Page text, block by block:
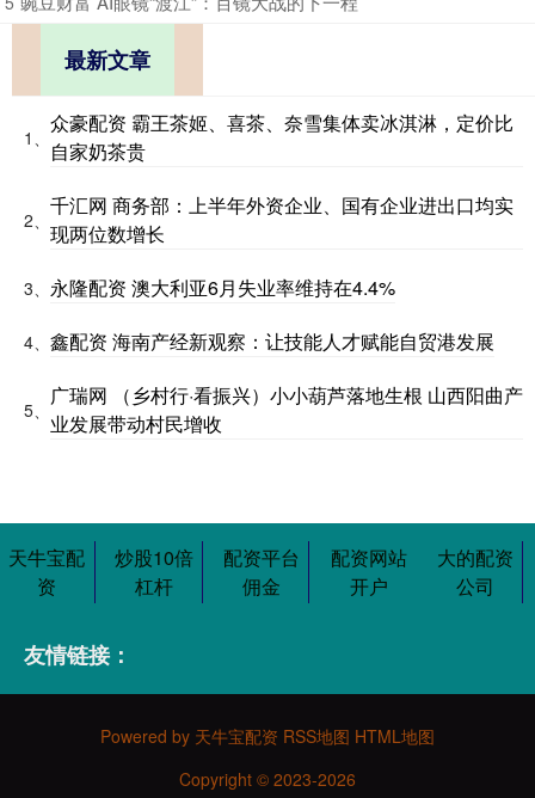
最新文章
1、
众豪配资 霸王茶姬、喜茶、奈雪集体卖冰淇淋，定价比
自家奶茶贵
2、
千汇网 商务部：上半年外资企业、国有企业进出口均实
现两位数增长
3、 永隆配资 澳大利亚6月失业率维持在4.4%
4、 鑫配资 海南产经新观察：让技能人才赋能自贸港发展
5、
广瑞网 （乡村行·看振兴）小小葫芦落地生根 山西阳曲产
业发展带动村民增收
天牛宝配
资
炒股10倍
杠杆
配资平台
佣金
配资网站
开户
大的配资
公司
友情链接：
Powered by 天牛宝配资 RSS地图 HTML地图
Copyright © 2023-2026